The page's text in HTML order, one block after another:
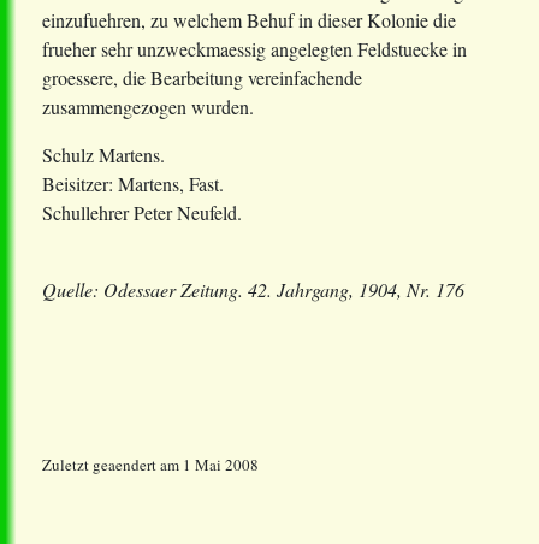
einzufuehren, zu welchem Behuf in dieser Kolonie die
frueher sehr unzweckmaessig angelegten Feldstuecke in
groessere, die Bearbeitung vereinfachende
zusammengezogen wurden.
Schulz Martens.
Beisitzer: Martens, Fast.
Schullehrer Peter Neufeld.
Quelle: Odessaer Zeitung. 42. Jahrgang, 1904, Nr. 176
Zuletzt geaendert am 1 Mai 2008